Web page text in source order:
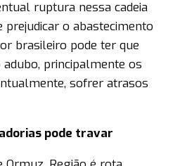
ruptura nessa cadeia
o abastecimento
brasileiro pode ter que
principalmente os
sofrer atrasos
pode travar